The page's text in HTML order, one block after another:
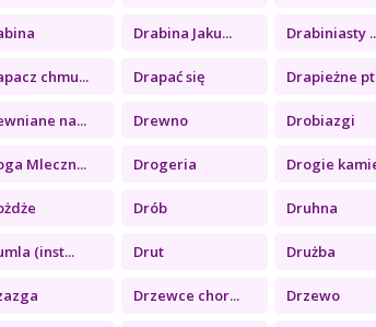
Drabina Jaku... Drabiniasty
chmu... Drapać się Drapieżne
na... Drewno Drobiazgi
Mleczn... Drogeria Drogie
Drób Druhna
(inst... Drut Drużba
Drzewce chor... Drzewo